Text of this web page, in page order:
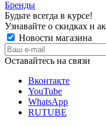
Бренды
Будьте всегда в курсе!
Узнавайте о скидках и
Новости магазина
Оставайтесь на связи
Вконтакте
YouTube
WhatsApp
RUTUBE